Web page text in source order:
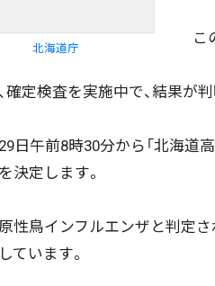
北海道庁
こ
確定検査を実施中で、結果が
日午前8時30分から「北海道
決定します。
性鳥インフルエンザと判定さ
ています。